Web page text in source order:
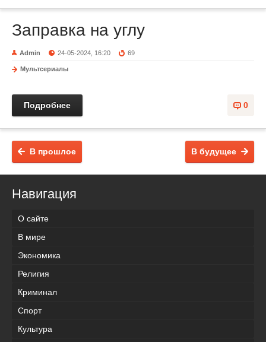
Заправка на углу
Admin 24-05-2024, 16:20 69
Мультсериалы
0
Подробнее
В будущее
В прошлое
Навигация
О сайте
В мире
Экономика
Религия
Криминал
Спорт
Культура